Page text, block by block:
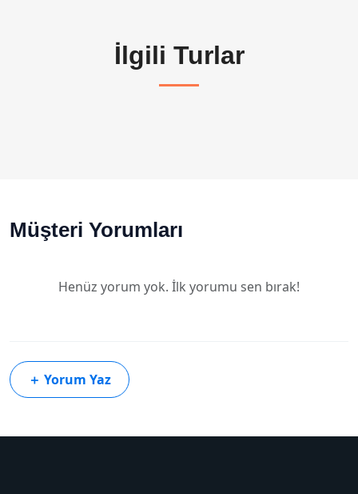
İlgili Turlar
Müşteri Yorumları
Henüz yorum yok. İlk yorumu sen bırak!
＋ Yorum Yaz